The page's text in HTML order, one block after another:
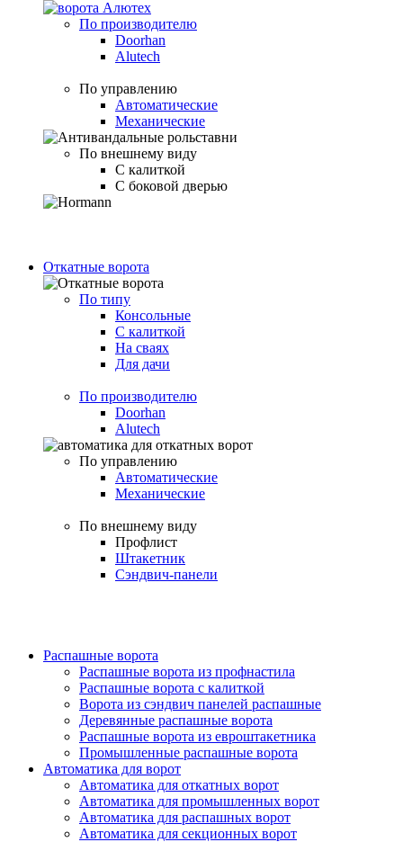
По производителю
Doorhan
Alutech
По управлению
Автоматические
Механические
По внешнему виду
С калиткой
С боковой дверью
Откатные ворота
По типу
Консольные
С калиткой
На сваях
Для дачи
По производителю
Doorhan
Alutech
По управлению
Автоматические
Механические
По внешнему виду
Профлист
Штакетник
Сэндвич-панели
Распашные ворота
Распашные ворота из профнастила
Распашные ворота с калиткой
Ворота из сэндвич панелей распашные
Деревянные распашные ворота
Распашные ворота из евроштакетника
Промышленные распашные ворота
Автоматика для ворот
Автоматика для откатных ворот
Автоматика для промышленных ворот
Автоматика для распашных ворот
Автоматика для секционных ворот